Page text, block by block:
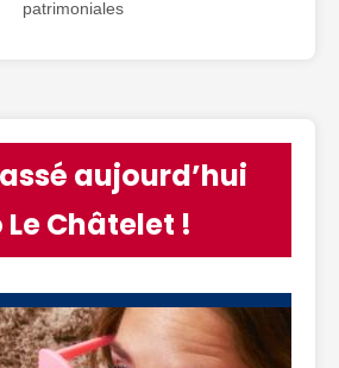
patrimoniales
aujourd’hui
Châtelet !